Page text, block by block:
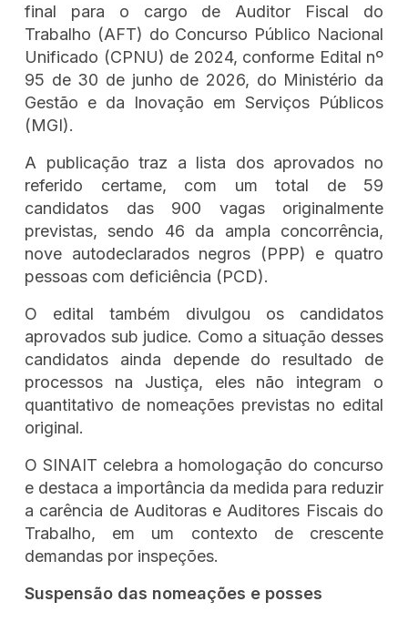
final para o cargo de Auditor Fiscal do
Trabalho (AFT) do Concurso Público Nacional
Unificado (CPNU) de 2024, conforme Edital nº
95 de 30 de junho de 2026, do Ministério da
Gestão e da Inovação em Serviços Públicos
(MGI).
A publicação traz a lista dos aprovados no
referido certame, com um total de 59
candidatos das 900 vagas originalmente
previstas, sendo 46 da ampla concorrência,
nove autodeclarados negros (PPP) e quatro
pessoas com deficiência (PCD).
O edital também divulgou os candidatos
aprovados sub judice. Como a situação desses
candidatos ainda depende do resultado de
processos na Justiça, eles não integram o
quantitativo de nomeações previstas no edital
original.
O SINAIT celebra a homologação do concurso
e destaca a importância da medida para reduzir
a carência de Auditoras e Auditores Fiscais do
Trabalho, em um contexto de crescente
demandas por inspeções.
Suspensão das nomeações e posses